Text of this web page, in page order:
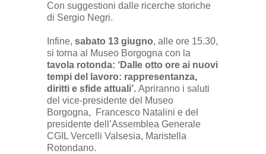
Con suggestioni dalle ricerche storiche
di Sergio Negri.
Infine, sabato 13 giugno, alle ore 15.30,
si torna al Museo Borgogna con la
tavola rotonda: ‘Dalle otto ore ai nuovi
tempi del lavoro: rappresentanza,
diritti e sfide attuali’. Apriranno i saluti
del vice-presidente del Museo
Borgogna,
Francesco Natalini e del
presidente dell’Assemblea Generale
CGIL Vercelli Valsesia, Maristella
Rotondano.